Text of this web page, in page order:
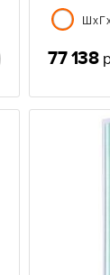
77 138